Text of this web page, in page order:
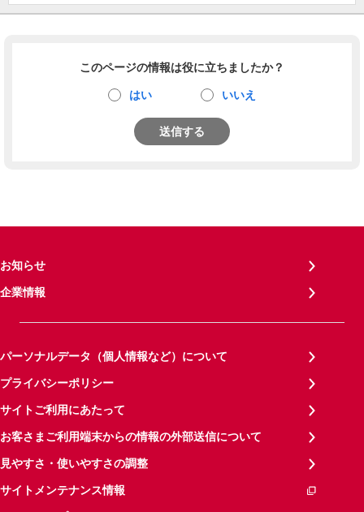
このページの情報は役に立ちましたか？
はい いいえ
送信する
お知らせ
企業情報
パーソナルデータ（個人情報など）について
プライバシーポリシー
サイトご利用にあたって
お客さまご利用端末からの情報の外部送信について
見やすさ・使いやすさの調整
サイトメンテナンス情報